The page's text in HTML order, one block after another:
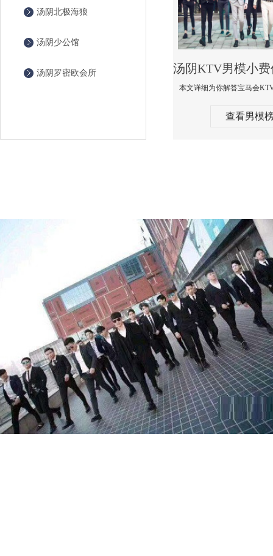
汤阴北极海狼
汤阴少公馆
汤阴罗密欧会所
查看男模